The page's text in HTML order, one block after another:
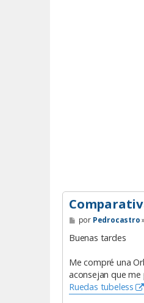
M
e
n
j
e
por Pedrocastro
Buenas tardes
Me compré una
aconsejan que
Ruedas tubeless